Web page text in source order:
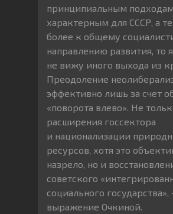
принципиальным подходам,
характерным для СССР, а
более к общему
направлению развития, то
не вижу иного выхода из
Преодоление
эффективно лишь за счет
«поворота влево». Не
расширения госсектора
и национализации
ресурсов, хотя это
назрело, но и
советского
социального
выражение Очкиной.